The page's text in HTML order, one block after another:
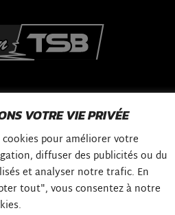
VOTRE VIE PRIVÉE
pour améliorer votre
diffuser des publicités ou du
et analyser notre trafic. En
tout", vous consentez à notre
CONTACTER